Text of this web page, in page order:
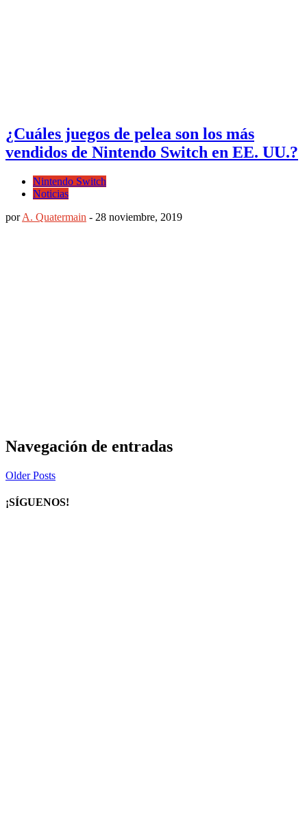
¿Cuáles juegos de pelea son los más
vendidos de Nintendo Switch en EE. UU.?
Nintendo Switch
Noticias
porA. Quatermain - 28 noviembre, 2019
Navegación de entradas
Older Posts
¡SÍGUENOS!